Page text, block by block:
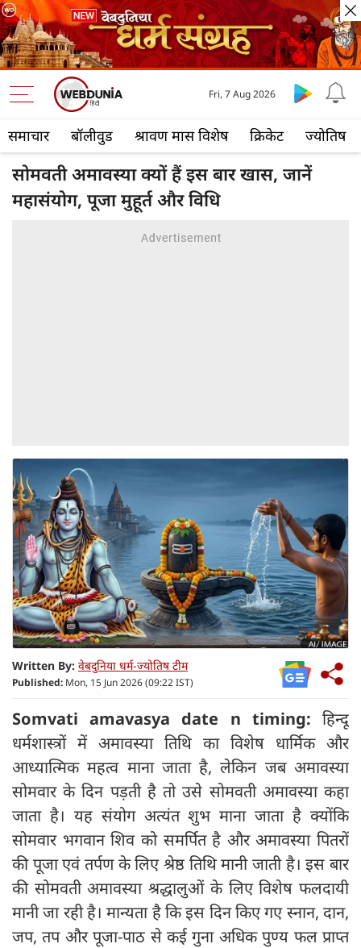
समाचार बॉलीवुड श्रावण मास विशेष क्रिकेट ज्योतिष
Fri, 7 Aug 2026
सोमवती अमावस्या क्यों हैं इस बार खास, जानें
महासंयोग, पूजा मुहूर्त और विधि
Written By: वेबदुनिया धर्म-ज्योतिष टीम
Published: Mon, 15 Jun 2026 (09:22 IST)
Somvati amavasya date n timing: हिन्दू
धर्मशास्त्रों में अमावस्या तिथि का विशेष धार्मिक और
आध्यात्मिक महत्व माना जाता है, लेकिन जब अमावस्या
सोमवार के दिन पड़ती है तो उसे सोमवती अमावस्या कहा
जाता है। यह संयोग अत्यंत शुभ माना जाता है क्योंकि
सोमवार भगवान शिव को समर्पित है और अमावस्या पितरों
की पूजा एवं तर्पण के लिए श्रेष्ठ तिथि मानी जाती है। इस बार
की सोमवती अमावस्या श्रद्धालुओं के लिए विशेष फलदायी
मानी जा रही है। मान्यता है कि इस दिन किए गए स्नान, दान,
जप, तप और पूजा-पाठ से कई गुना अधिक पुण्य फल प्राप्त